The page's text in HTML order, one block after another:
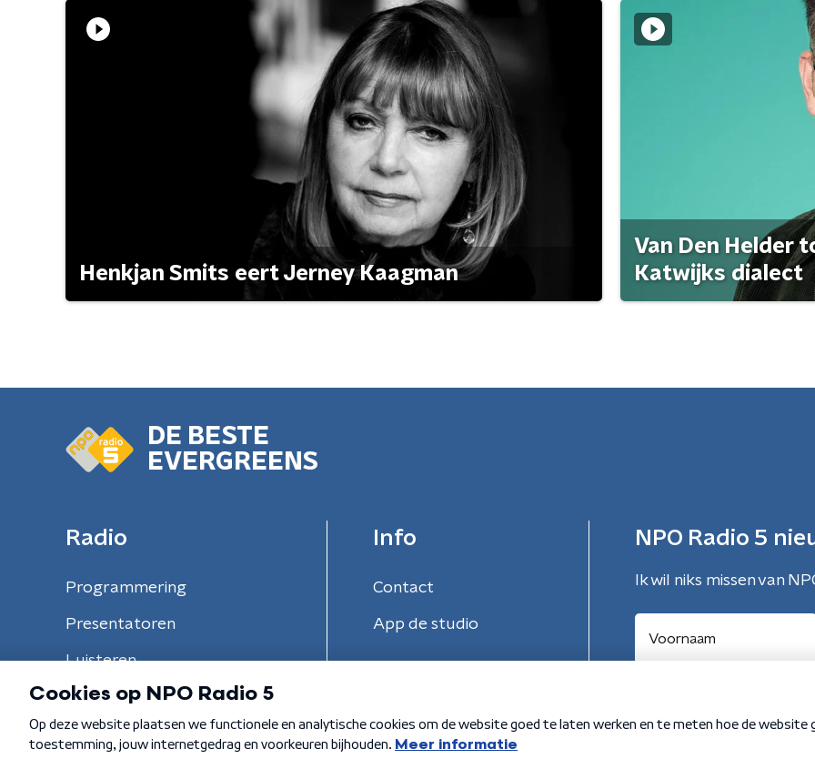
Henkjan Smits eert Jerney Kaagman
Van Den Helder
Katwijks dialect
DE BESTE
EVERGREENS
Radio
Programmering
Presentatoren
Luisteren
Info
Contact
App de studio
NPO Radio 5
Ik wil niks missen van
Algemene voorwaarden Privacybeleid